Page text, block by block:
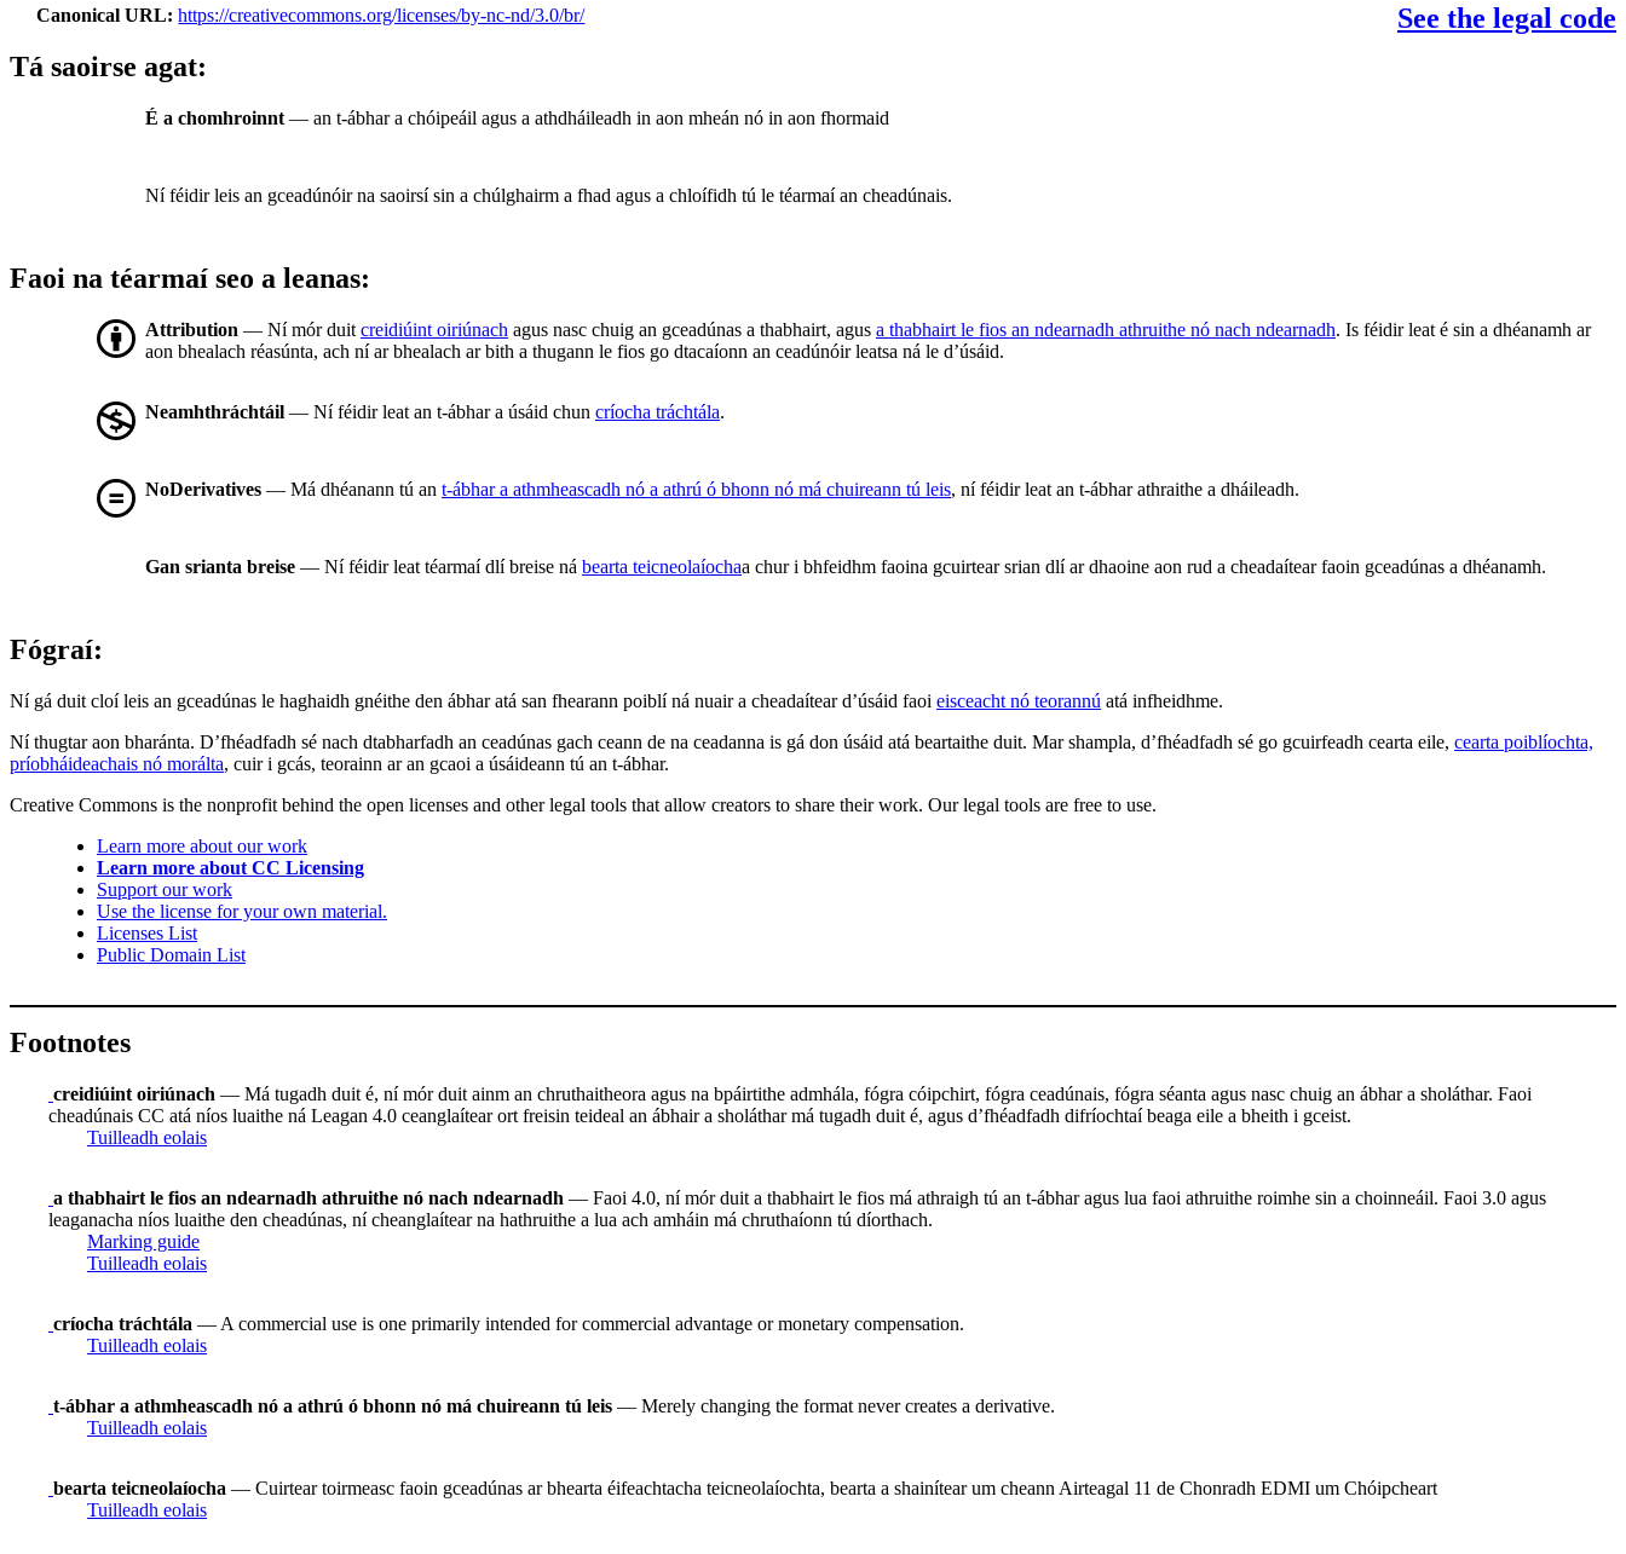
Canonical URL https://creativecommons.org/licenses/by-nc-nd/3.0/br/
See the legal code
Tá saoirse agat:
É a chomhroinnt — an t-ábhar a chóipeáil agus a athdháileadh in aon mheán nó in aon fhormaid
Ní féidir leis an gceadúnóir na saoirsí sin a chúlghairm a fhad agus a chloífidh tú le téarmaí an cheadúnais.
Faoi na téarmaí seo a leanas:
Attribution — Ní mór duit creidiúint oiriúnach agus nasc chuig an gceadúnas a thabhairt, agus a thabhairt le fios an ndearnadh athruithe nó nach ndearnadh. Is féidir leat é sin a dhéanamh ar
aon bhealach réasúnta, ach ní ar bhealach ar bith a thugann le fios go dtacaíonn an ceadúnóir leatsa ná le d’úsáid.
Neamhthráchtáil — Ní féidir leat an t-ábhar a úsáid chun críocha tráchtála.
NoDerivatives — Má dhéanann tú an t-ábhar a athmheascadh nó a athrú ó bhonn nó má chuireann tú leis, ní féidir leat an t-ábhar athraithe a dháileadh.
Gan srianta breise — Ní féidir leat téarmaí dlí breise ná bearta teicneolaíochaa chur i bhfeidhm faoina gcuirtear srian dlí ar dhaoine aon rud a cheadaítear faoin gceadúnas a dhéanamh.
Fógraí:
Ní gá duit cloí leis an gceadúnas le haghaidh gnéithe den ábhar atá san fhearann poiblí ná nuair a cheadaítear d’úsáid faoi eisceacht nó teorannú atá infheidhme.
Ní thugtar aon bharánta. D’fhéadfadh sé nach dtabharfadh an ceadúnas gach ceann de na ceadanna is gá don úsáid atá beartaithe duit. Mar shampla, d’fhéadfadh sé go gcuirfeadh cearta eile, cearta poiblíochta,
príobháideachais nó morálta, cuir i gcás, teorainn ar an gcaoi a úsáideann tú an t-ábhar.
Creative Commons is the nonprofit behind the open licenses and other legal tools that allow creators to share their work. Our legal tools are free to use.
Learn more about our work
Learn more about CC Licensing
Support our work
Use the license for your own material.
Licenses List
Public Domain List
Footnotes
creidiúint oiriúnach — Má tugadh duit é, ní mór duit ainm an chruthaitheora agus na bpáirtithe admhála, fógra cóipchirt, fógra ceadúnais, fógra séanta agus nasc chuig an ábhar a sholáthar. Faoi
cheadúnais CC atá níos luaithe ná Leagan 4.0 ceanglaítear ort freisin teideal an ábhair a sholáthar má tugadh duit é, agus d’fhéadfadh difríochtaí beaga eile a bheith i gceist.
Tuilleadh eolais
a thabhairt le fios an ndearnadh athruithe nó nach ndearnadh — Faoi 4.0, ní mór duit a thabhairt le fios má athraigh tú an t-ábhar agus lua faoi athruithe roimhe sin a choinneáil. Faoi 3.0 agus
leaganacha níos luaithe den cheadúnas, ní cheanglaítear na hathruithe a lua ach amháin má chruthaíonn tú díorthach.
Marking guide
Tuilleadh eolais
críocha tráchtála — A commercial use is one primarily intended for commercial advantage or monetary compensation.
Tuilleadh eolais
t-ábhar a athmheascadh nó a athrú ó bhonn nó má chuireann tú leis — Merely changing the format never creates a derivative.
Tuilleadh eolais
bearta teicneolaíocha — Cuirtear toirmeasc faoin gceadúnas ar bhearta éifeachtacha teicneolaíochta, bearta a shainítear um cheann Airteagal 11 de Chonradh EDMI um Chóipcheart
Tuilleadh eolais